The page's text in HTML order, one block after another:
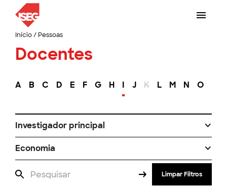
Início/ Pessoas
Docentes
A B C D E F G H I J K L M N O
Investigador principal
Economia
Limpar Filtros